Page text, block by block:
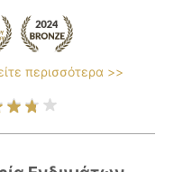
περισσότερα >>